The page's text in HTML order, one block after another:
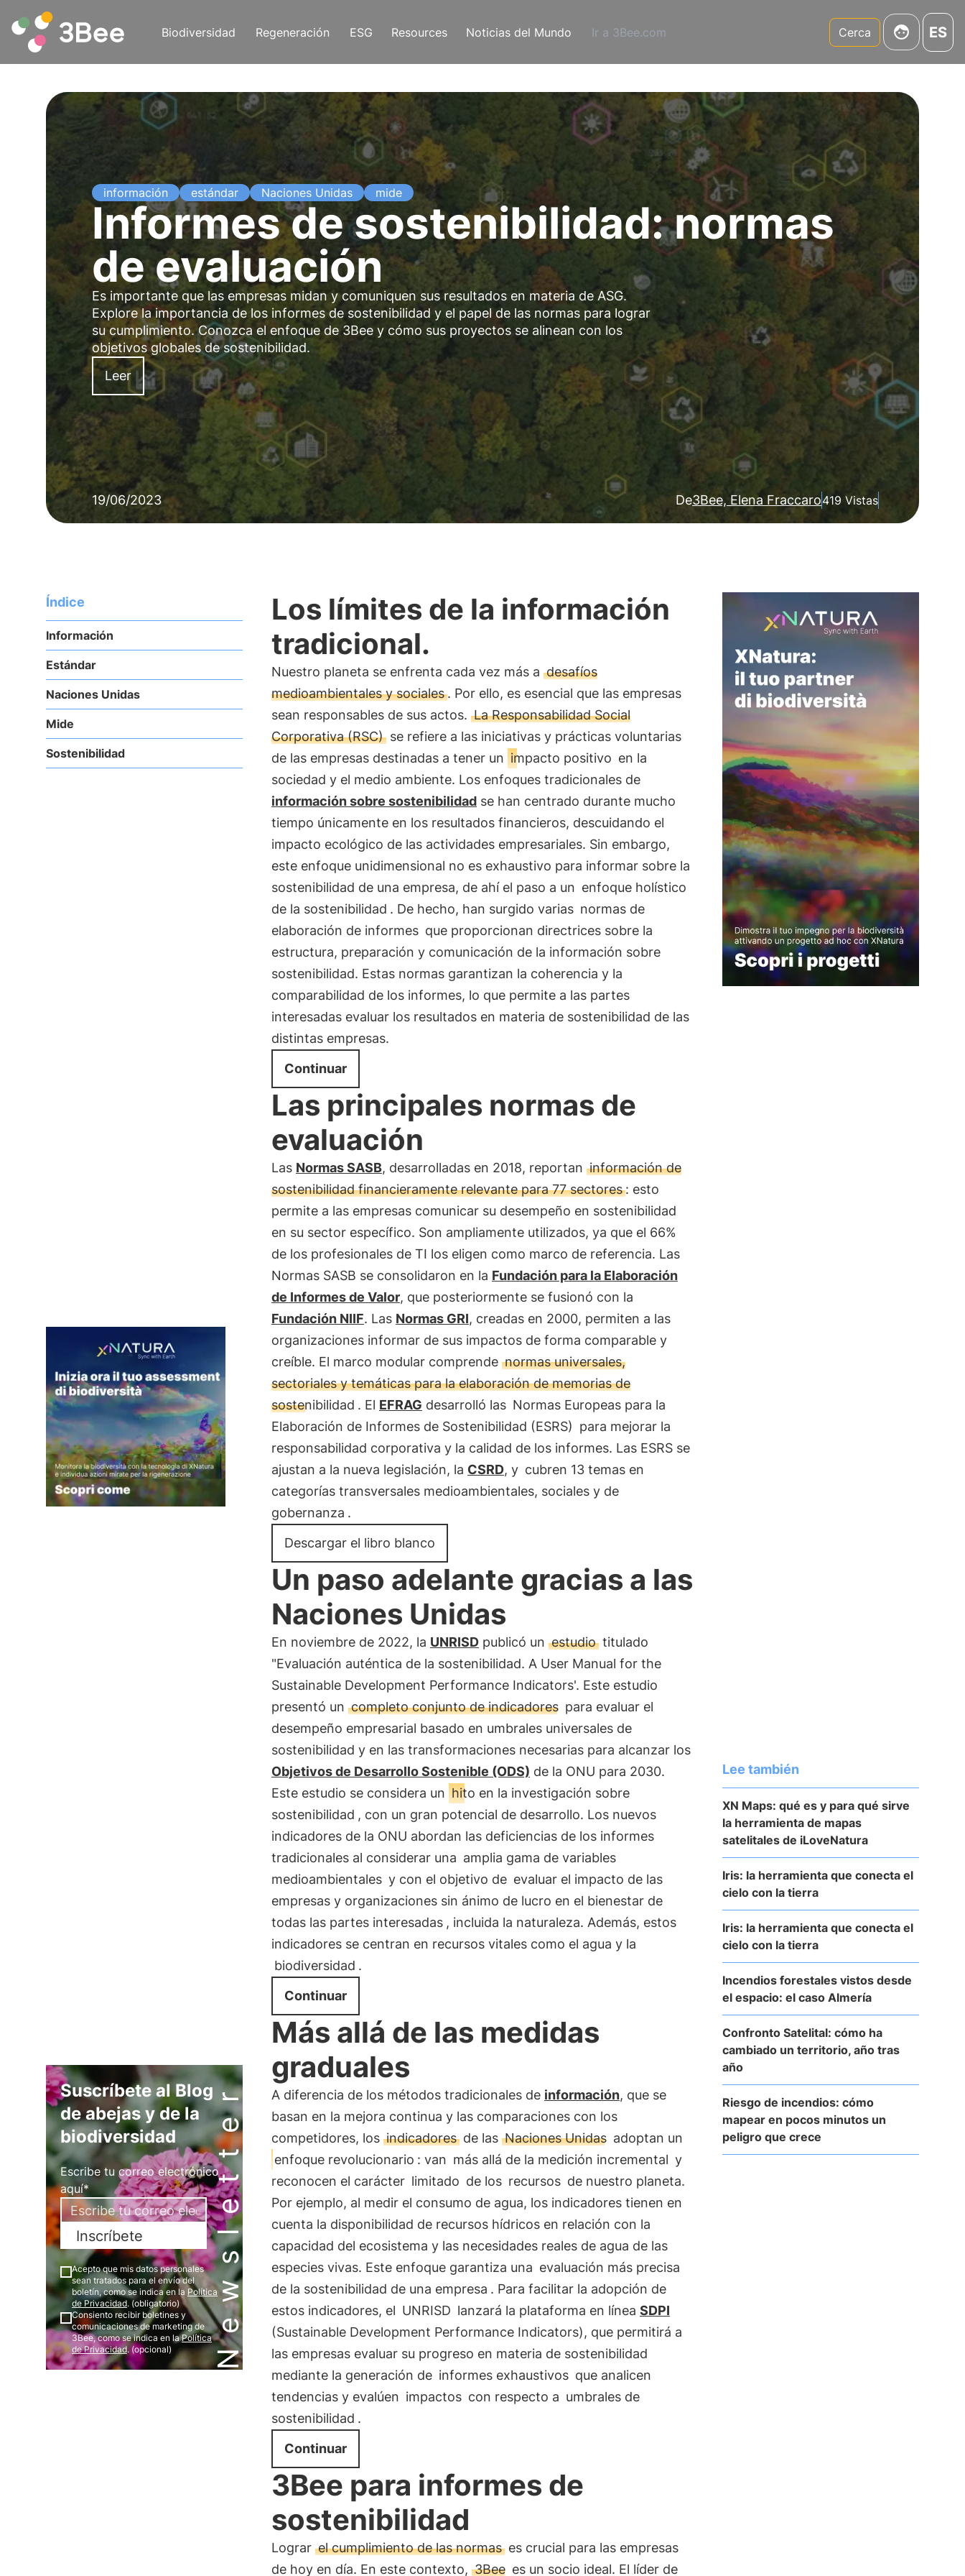
Biodiversidad Regeneración ESG Resources Noticias del Mundo Ir a 3Bee.com Cerca ES
información estándar Naciones Unidas mide
Informes de sostenibilidad: normas
de evaluación
Es importante que las empresas midan y comuniquen sus resultados en materia de ASG.
Explore la importancia de los informes de sostenibilidad y el papel de las normas para lograr
su cumplimiento. Conozca el enfoque de 3Bee y cómo sus proyectos se alinean con los
objetivos globales de sostenibilidad.
Leer
19/06/2023 De3Bee, Elena Fraccaro419 Vistas
Índice
Información
Estándar
Naciones Unidas
Mide
Sostenibilidad
Newsletter
Suscríbete al Blog
de abejas y de la
biodiversidad
Escribe tu correo electrónico
aquí*
Inscríbete
Acepto que mis datos personales
sean tratados para el envío del
boletín, como se indica en la Política
de Privacidad. (obligatorio)
Consiento recibir boletines y
comunicaciones de marketing de
3Bee, como se indica en laPolítica
de Privacidad. (opcional)
Los límites de la información
tradicional.
Nuestro planeta se enfrenta cada vez más a desafíos
medioambientales y sociales. Por ello, es esencial que las empresas
sean responsables de sus actos. La Responsabilidad Social
Corporativa (RSC)se refiere a las iniciativas y prácticas voluntarias
de las empresas destinadas a tener un impacto positivo en la
sociedad y el medio ambiente. Los enfoques tradicionales de
información sobre sostenibilidadse han centrado durante mucho
tiempo únicamente en los resultados financieros, descuidando el
impacto ecológico de las actividades empresariales. Sin embargo,
este enfoque unidimensional no es exhaustivo para informar sobre la
sostenibilidad de una empresa, de ahí el paso a un enfoque holístico
de la sostenibilidad . De hecho, han surgido varias normas de
elaboración de informes que proporcionan directrices sobre la
estructura, preparación y comunicación de la información sobre
sostenibilidad. Estas normas garantizan la coherencia y la
comparabilidad de los informes, lo que permite a las partes
interesadas evaluar los resultados en materia de sostenibilidad de las
distintas empresas.
Continuar
Las principales normas de
evaluación
Las Normas SASB, desarrolladas en 2018, reportan información de
sostenibilidad financieramente relevante para 77 sectores: esto
permite a las empresas comunicar su desempeño en sostenibilidad
en su sector específico. Son ampliamente utilizados, ya que el 66%
de los profesionales de TI los eligen como marco de referencia. Las
Normas SASB se consolidaron en la Fundación para la Elaboración
de Informes de Valor, que posteriormente se fusionó con la
Fundación NIIF. Las Normas GRI, creadas en 2000, permiten a las
organizaciones informar de sus impactos de forma comparable y
creíble. El marco modular comprende normas universales,
sectoriales y temáticas para la elaboración de memorias de
sostenibilidad . El EFRAG desarrolló las Normas Europeas para la
Elaboración de Informes de Sostenibilidad (ESRS) para mejorar la
responsabilidad corporativa y la calidad de los informes. Las ESRS se
ajustan a la nueva legislación, la CSRD, y cubren 13 temas en
categorías transversales medioambientales, sociales y de
gobernanza .
Descargar el libro blanco
Un paso adelante gracias a las
Naciones Unidas
En noviembre de 2022, la UNRISDpublicó un estudiotitulado
"Evaluación auténtica de la sostenibilidad. A User Manual for the
Sustainable Development Performance Indicators'. Este estudio
presentó un completo conjunto de indicadores para evaluar el
desempeño empresarial basado en umbrales universales de
sostenibilidad y en las transformaciones necesarias para alcanzar los
Objetivos de Desarrollo Sostenible (ODS) de la ONU para 2030.
Este estudio se considera un hito en la investigación sobre
sostenibilidad , con un gran potencial de desarrollo. Los nuevos
indicadores de la ONU abordan las deficiencias de los informes
tradicionales al considerar una amplia gama de variables
medioambientales y con el objetivo de evaluar el impacto de las
empresas y organizaciones sin ánimo de lucro en el bienestar de
todas las partes interesadas , incluida la naturaleza. Además, estos
indicadores se centran en recursos vitales como el agua y la
biodiversidad .
Continuar
Más allá de las medidas
graduales
A diferencia de los métodos tradicionales de información, que se
basan en la mejora continua y las comparaciones con los
competidores, los indicadoresde las Naciones Unidas adoptan un
enfoque revolucionario : van más allá de la medición incremental y
reconocen el carácter limitado de los recursos de nuestro planeta.
Por ejemplo, al medir el consumo de agua, los indicadores tienen en
cuenta la disponibilidad de recursos hídricos en relación con la
capacidad del ecosistema y las necesidades reales de agua de las
especies vivas. Este enfoque garantiza una evaluación más precisa
de la sostenibilidad de una empresa . Para facilitar la adopción de
estos indicadores, el UNRISD lanzará la plataforma en línea SDPI
(Sustainable Development Performance Indicators), que permitirá a
las empresas evaluar su progreso en materia de sostenibilidad
mediante la generación de informes exhaustivos que analicen
tendencias y evalúen impactos con respecto a umbrales de
sostenibilidad .
Continuar
3Bee para informes de
sostenibilidad
Lograr el cumplimiento de las normases crucial para las empresas
de hoy en día. En este contexto, 3Bee es un socio ideal. El líder de
Lee también
XN Maps: qué es y para qué sirve
la herramienta de mapas
satelitales de iLoveNatura
Iris: la herramienta que conecta el
cielo con la tierra
Iris: la herramienta que conecta el
cielo con la tierra
Incendios forestales vistos desde
el espacio: el caso Almería
Confronto Satelital: cómo ha
cambiado un territorio, año tras
año
Riesgo de incendios: cómo
mapear en pocos minutos un
peligro que crece